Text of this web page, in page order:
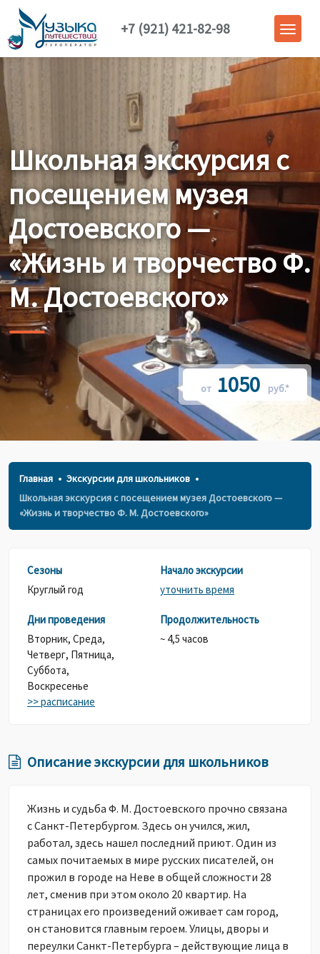
+7 (921) 421-82-98
Школьная экскурсия с
посещением музея
Достоевского —
«Жизнь и творчество Ф.
М. Достоевского»
от 1050 руб.*
Главная
Экскурсии для школьников
Школьная экскурсия с посещением музея Достоевского —
«Жизнь и творчество Ф. М. Достоевского»
Сезоны
Круглый год
Дни проведения
Вторник, Среда,
Четверг, Пятница,
Суббота,
Воскресенье
>> расписание
Начало экскурсии
уточнить время
Продолжительность
~ 4,5 часов
Описание экскурсии для школьников
Жизнь и судьба Ф. М. Достоевского прочно связана
с Санкт-Петербургом. Здесь он учился, жил,
работал, здесь нашел последний приют. Один из
самых почитаемых в мире русских писателей, он
прожил в городе на Неве в общей сложности 28
лет, сменив при этом около 20 квартир. На
страницах его произведений оживает сам город,
он становится главным героем. Улицы, дворы и
переулки Санкт-Петербурга – действующие лица в